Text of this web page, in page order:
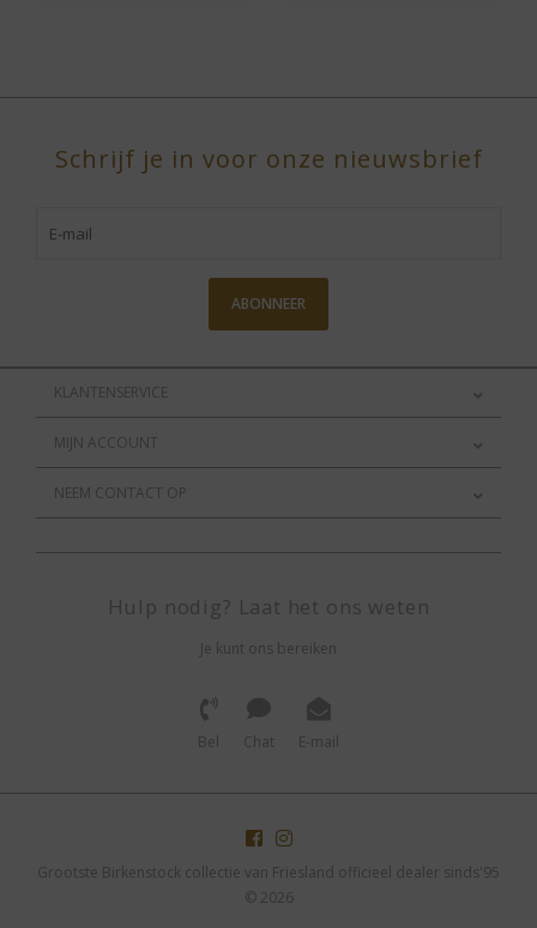
Schrijf je in voor onze nieuwsbrief
ABONNEER
KLANTENSERVICE
MIJN ACCOUNT
NEEM CONTACT OP
Hulp nodig? Laat het ons weten
Je kunt ons bereiken
Bel Chat E-mail
Grootste Birkenstock collectie van Friesland officieel dealer sinds'95
© 2026